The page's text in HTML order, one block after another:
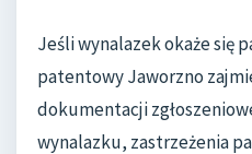
Jeśli wynalazek okaże się
patentowy Jaworzno
dokumentacji
wynalazku, zastrzeżenia